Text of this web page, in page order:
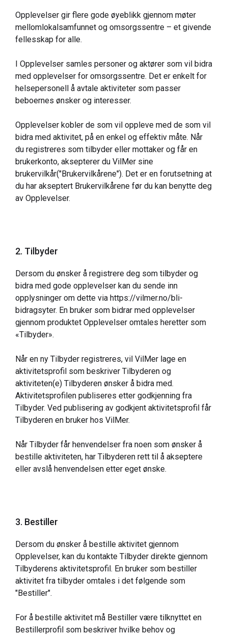
Opplevelser gir flere gode øyeblikk gjennom møter
mellomlokalsamfunnet og omsorgssentre – et givende
fellesskap for alle.
I Opplevelser samles personer og aktører som vil bidra
med opplevelser for omsorgssentre. Det er enkelt for
helsepersonell å avtale aktiviteter som passer
beboernes ønsker og interesser.
Opplevelser kobler de som vil oppleve med de som vil
bidra med aktivitet, på en enkel og effektiv måte. Når
du registreres som tilbyder eller mottaker og får en
brukerkonto, aksepterer du VilMer sine
brukervilkår("Brukervilkårene"). Det er en forutsetning at
du har akseptert Brukervilkårene før du kan benytte deg
av Opplevelser.
2. Tilbyder
Dersom du ønsker å registrere deg som tilbyder og
bidra med gode opplevelser kan du sende inn
opplysninger om dette via https://vilmer.no/bli-
bidragsyter. En bruker som bidrar med opplevelser
gjennom produktet Opplevelser omtales heretter som
«Tilbyder».
Når en ny Tilbyder registreres, vil VilMer lage en
aktivitetsprofil som beskriver Tilbyderen og
aktiviteten(e) Tilbyderen ønsker å bidra med.
Aktivitetsprofilen publiseres etter godkjenning fra
Tilbyder. Ved publisering av godkjent aktivitetsprofil får
Tilbyderen en bruker hos VilMer.
Når Tilbyder får henvendelser fra noen som ønsker å
bestille aktiviteten, har Tilbyderen rett til å akseptere
eller avslå henvendelsen etter eget ønske.
3. Bestiller
Dersom du ønsker å bestille aktivitet gjennom
Opplevelser, kan du kontakte Tilbyder direkte gjennom
Tilbyderens aktivitetsprofil. En bruker som bestiller
aktivitet fra tilbyder omtales i det følgende som
"Bestiller".
For å bestille aktivitet må Bestiller være tilknyttet en
Bestillerprofil som beskriver hvilke behov og